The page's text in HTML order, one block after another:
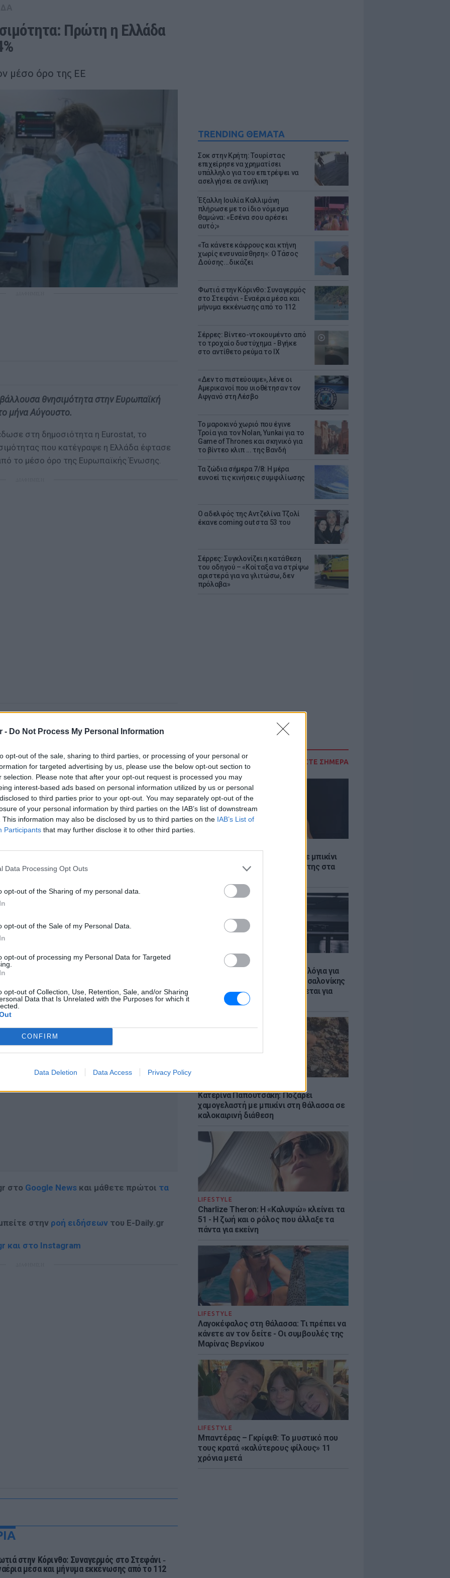
- Do Not Process My Personal Information
opt-out of the sale, sharing to third parties, or processing of your personal or
for targeted advertising by us, please use the below opt-out section to
selection. Please note that after your opt-out request is processed you may
interest-based ads based on personal information utilized by us or personal
to third parties prior to your opt-out. You may separately opt-out of the
of your personal information by third parties on the IAB’s list of downstream
This information may also be disclosed by us to third parties on the IAB’s List of
Participants that may further disclose it to other third parties.
Data Processing Opt Outs
opt-out of the Sharing of my personal data.
opt-out of the Sale of my Personal Data.
opt-out of processing my Personal Data for Targeted
opt-out of Collection, Use, Retention, Sale, and/or Sharing
Data that Is Unrelated with the Purposes for which it
CONFIRM
Data Deletion Data Access Privacy Policy
TRENDING ΘΕΜΑΤΑ
Σοκ στην Κρήτη: Τουρίστας
επιχείρησε να χρηματίσει
υπάλληλο για του επιτρέψει να
ασελγήσει σε ανήλικη
Έξαλλη Ιουλία Καλλιμάνη
πλήρωσε με το ίδιο νόμισμα
θαμώνα: «Εσένα σου αρέσει
αυτό;»
«Τα κάνετε κάφρους και κτήνη
χωρίς ενσυναίσθηση»: Ο Τάσος
Δούσης...δικάζει
Φωτιά στην Κόρινθο: Συναγερμός
στο Στεφάνι - Εναέρια μέσα και
μήνυμα εκκένωσης από το 112
Σέρρες: Βίντεο-ντοκουμέντο από
το τροχαίο δυστύχημα - Βγήκε
στο αντίθετο ρεύμα το ΙΧ
«Δεν το πιστεύουμε», λένε οι
Αμερικανοί που υιοθέτησαν τον
Αφγανό στη Λέσβο
Το μαροκινό χωριό που έγινε
Τροία για τον Nolan, Yunkai για το
Game of Thrones και σκηνικό για
το βίντεο κλιπ ... της Βανδή
Τα ζώδια σήμερα 7/8: Η μέρα
ευνοεί τις κινήσεις συμφιλίωσης
Ο αδελφός της Αντζελίνα Τζολί
έκανε coming out στα 53 του
Σέρρες: Συγκλονίζει η κατάθεση
του οδηγού – «Κοίταξα να στρίψω
αριστερά για να γλιτώσω, δεν
πρόλαβα»
ΔΙΑΒΑΣΤΕ ΣΗΜΕΡΑ
Η Τατιάνα Στεφανίδου φόρεσε μπικίνι
και εντυπωσίασε με το κορμί της στα
ΕΙΔΗΣΕΙΣ
Απόψε τα δοκιμαστικά δρομολόγια για
την επέκταση του Μετρό Θεσσαλονίκης
προς Καλαμαριά - Τι προβλέπεται για
εισιτήρια
Κατερίνα Παπουτσάκη: Ποζάρει
χαμογελαστή με μπικίνι στη θάλασσα σε
καλοκαιρινή διάθεση
LIFESTYLE
Charlize Theron: Η «Καλυψώ» κλείνει τα
51 - H ζωή και ο ρόλος που άλλαξε τα
πάντα για εκείνη
LIFESTYLE
Λαγοκέφαλος στη θάλασσα: Τι πρέπει να
κάνετε αν τον δείτε - Οι συμβουλές της
Μαρίνας Βερνίκου
LIFESTYLE
Μπαντέρας – Γκρίφιθ: Το μυστικό που
τους κρατά «καλύτερους φίλους» 11
χρόνια μετά
Πρώτη η Ελλάδα
μέσο όρο της ΕΕ
θνησιμότητα στην Ευρωπαϊκή
μήνα Αύγουστο.
στη δημοσιότητα η Eurostat, το
που κατέγραψε η Ελλάδα έφτασε
το μέσο όρο της Ευρωπαϊκής Ένωσης.
επίσης η Γερμανία και η Ιρλανδία με
θνησιμότητας για την ΕΕ
δύο χρόνια είχε φτάσει, λόγω της
του 2020).
χρόνο ο καθηγητής Γκίκας Μαγιορκίνης ο
"είναι χρήσιμος για τον έλεγχο
υγείας και συνεπώς στο κατά πόσο η
και σε αύξηση θανάτων από άλλες
was +12% in August 2022.
in 🇬🇷Greece (+24%).
were recorded in 🇭🇺Hungary (+2%),
and 🇨🇿Czechia (both +5%).
October 14, 2022
στο Google News και μάθετε πρώτοι τα
στην ροή ειδήσεων του E-Daily.gr
και στο Instagram
στην Κόρινθο: Συναγερμός στο Στεφάνι ‑
μέσα και μήνυμα εκκένωσης από το 112